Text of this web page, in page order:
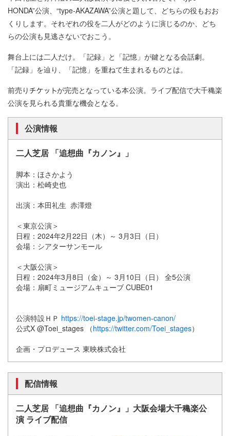
HONDA”公演、“type-AKAZAWA”公演と題して、どちらの役もおお
くりします。それぞれの役を二人がどのように演じるのか、どち
らの公演も見逃さないでおこう。
舞台上には二人だけ。「記録」と「記憶」が鍵となる会話劇。
「記録」を辿り、「記憶」を重ねて生まれるものとは。
前売り
が完売となっている本公演。ライブ配信で大千穐楽
公演を見られる貴重な機会となる。
公演情報
二人芝居 「追想曲『カノン』」
脚本：ほさかよう
演出：松崎史也
出演：本田礼生 赤澤燈
＜東京公演＞
日程：2024年2月22日（木）～ 3月3日（日）
会場：シアターサンモール
＜大阪公演＞
日程：2024年3月8日（金）～ 3月10日（日） 全5公演
会場：扇町ミュージアムキューブ CUBE01
公演特設ＨＰ https://toei-stage.jp/twomen-canon/
公式X @Toei_stages （https://twitter.com/Toei_stages）
企画・プロデュース 東映株式会社
配信情報
二人芝居 「追想曲『カノン』」大阪会場大千穐楽公
演 ライブ配信